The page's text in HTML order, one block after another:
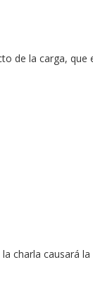
de la carga,
charla causará